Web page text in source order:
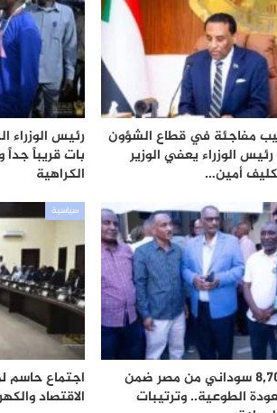
مفاجئة في قطاع الشؤون
الوزراء يعفي الوزير
أمين…
رئيس الوزراء
بات قريباً
الكراهية
تفويج 8,700 سوداني من مصر ضمن
الطوعية.. وترتيبات
سياسية
اجتماع حاسم
الاقتصاد